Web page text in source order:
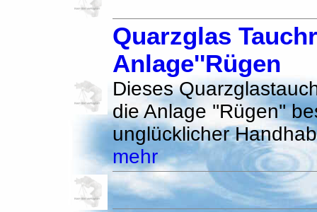
Quarzglas
Anlage''Rügen
Dieses
die Anlage ''Rügen''
unglücklicher
mehr